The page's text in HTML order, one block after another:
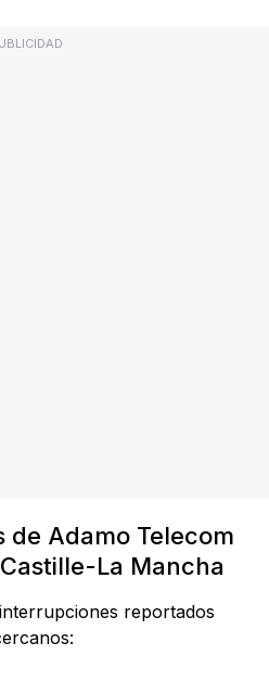
de Adamo Telecom
La Mancha
reportados